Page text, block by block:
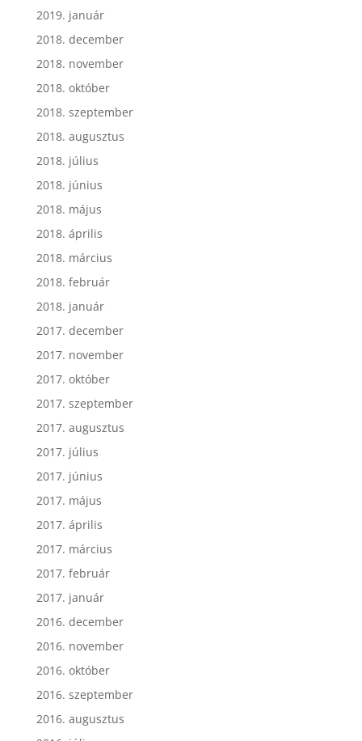
2019. január
2018. december
2018. november
2018. október
2018. szeptember
2018. augusztus
2018. július
2018. június
2018. május
2018. április
2018. március
2018. február
2018. január
2017. december
2017. november
2017. október
2017. szeptember
2017. augusztus
2017. július
2017. június
2017. május
2017. április
2017. március
2017. február
2017. január
2016. december
2016. november
2016. október
2016. szeptember
2016. augusztus